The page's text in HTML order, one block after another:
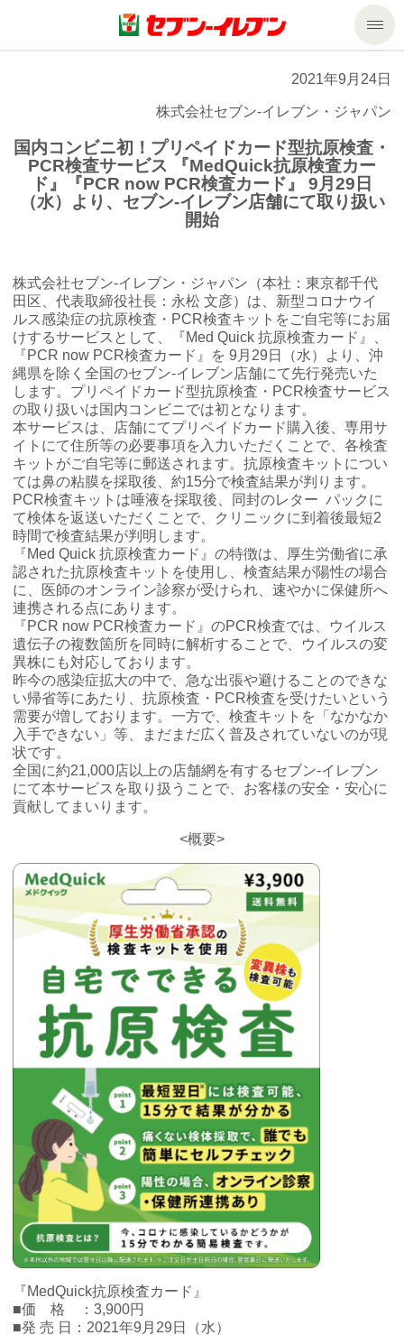
今週の新商品
商品カテゴリ一覧
セブンプレミアム
食の安全・安心への取組み
ギフト
プリペイドカード・金券
ニンテンドー・ダウンロードカード
サービス
nanacoトップ
マルチコピー機でできること
マルチコピー機でできることトップ
コピー
プリント
スキャン
ファクス
チケット
プリペイドサービス
スポーツ振興くじ
行政サービス
学び・教育
便利なサービス
宅配便
切手・はがき・印紙
セブン銀行ATM
ご利用可能なお支払い方法
各種料金のお支払い
スマホプリペイド
レジでApple Accountにチャージ
オンラインフォトサービス
コインランドリー（店舗限定）
宅配ロッカー（店舗限定）
自転車シェアリング（店舗限定）
モバイルバッテリーシェアリング（店舗限定）
モバイルWi-Fiバッテリーシェアリング（店舗限定）
荷物預かりサービス「ecbocloakエクボクローク」（店舗限定）
パウダースペース ラブン（店舗限定）
ソフトバンクギフト
チケットサービス
セブンチケット
チケットぴあ
イープラス
CNプレイガイド
JTB
セブン‐イレブンでお受取り
タワーレコード
セブンネットショッピング
停電時のサービス停止のお知らせ
企業情報トップ
ニュースリリース
ごあいさつ
企業理念
会社概要
貸借対照表・損益計算書
沿革
国内店舗数
売上高、店舗数推移
セブン‐イレブンの海外事業
データで見るセブン‐イレブン
セブン‐イレブンの「商品力」
セブン-イレブンの横顔
セブン-イレブンの歴史
私たちの取組み
サステナビリティ
サステナビリティトップ
セブン＆アイ・ホールディングスの重点課題
サステナビリティ活動基本方針
サステナビリティ推進体制
GREEN CHALLENGE 2050
4VISIONS
サステナビリティニュース
サステナビリティレポート
報告書ライブラリー
加盟店オーナー募集 物件募集・購入
アルバイト情報 採用情報
店舗検索
ネットショッピング
お問い合わせ
Language
English (Corporate)
English (Services)
中文[繁體字](服務)
简体中文(服务)
한국어(서비스)
ภาษาไทย(บริการ)
2021年9月24日
株式会社セブン‐イレブン・ジャパン
国内コンビニ初！プリペイドカード型抗原検査・
PCR検査サービス 『MedQuick抗原検査カー
ド』『PCR now PCR検査カード』 9月29日
（水）より、セブン‐イレブン店舗にて取り扱い
開始
株式会社セブン‐イレブン・ジャパン（本社：東京都千代
田区、代表取締役社長：永松 文彦）は、新型コロナウイ
ルス感染症の抗原検査・PCR検査キットをご自宅等にお届
けするサービスとして、『Med Quick 抗原検査カード』、
『PCR now PCR検査カード』を 9月29日（水）より、沖
縄県を除く全国のセブン‐イレブン店舗にて先行発売いた
します。プリペイドカード型抗原検査・PCR検査サービス
の取り扱いは国内コンビニでは初となります。
本サービスは、店舗にてプリペイドカード購入後、専用サ
イトにて住所等の必要事項を入力いただくことで、各検査
キットがご自宅等に郵送されます。抗原検査キットについ
ては鼻の粘膜を採取後、約15分で検査結果が判ります。
PCR検査キットは唾液を採取後、同封のレター パックに
て検体を返送いただくことで、クリニックに到着後最短2
時間で検査結果が判明します。
『Med Quick 抗原検査カード』の特徴は、厚生労働省に承
認された抗原検査キットを使用し、検査結果が陽性の場合
に、医師のオンライン診察が受けられ、速やかに保健所へ
連携される点にあります。
『PCR now PCR検査カード』のPCR検査では、ウイルス
遺伝子の複数箇所を同時に解析することで、ウイルスの変
異株にも対応しております。
昨今の感染症拡大の中で、急な出張や避けることのできな
い帰省等にあたり、抗原検査・PCR検査を受けたいという
需要が増しております。一方で、検査キットを「なかなか
入手できない」等、まだまだ広く普及されていないのが現
状です。
全国に約21,000店以上の店舗網を有するセブン‐イレブン
にて本サービスを取り扱うことで、お客様の安全・安心に
貢献してまいります。
<概要>
『MedQuick抗原検査カード』
■価 格 ：3,900円
■発 売 日：2021年9月29日（水）